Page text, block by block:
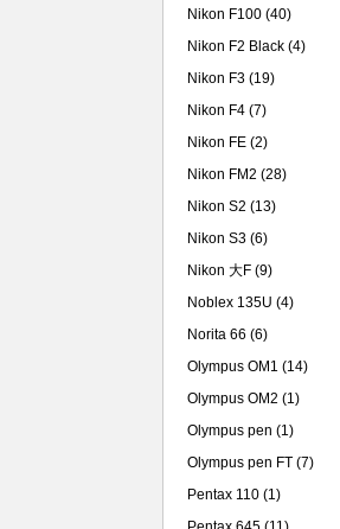
Nikon F100 (40)
Nikon F2 Black (4)
Nikon F3 (19)
Nikon F4 (7)
Nikon FE (2)
Nikon FM2 (28)
Nikon S2 (13)
Nikon S3 (6)
Nikon 大F (9)
Noblex 135U (4)
Norita 66 (6)
Olympus OM1 (14)
Olympus OM2 (1)
Olympus pen (1)
Olympus pen FT (7)
Pentax 110 (1)